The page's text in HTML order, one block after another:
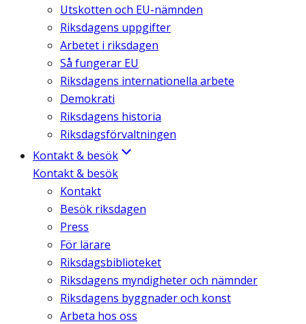
Utskotten och EU-nämnden
Riksdagens uppgifter
Arbetet i riksdagen
Så fungerar EU
Riksdagens internationella arbete
Demokrati
Riksdagens historia
Riksdagsförvaltningen
Kontakt & besök
Kontakt & besök
Kontakt
Besök riksdagen
Press
För lärare
Riksdagsbiblioteket
Riksdagens myndigheter och nämnder
Riksdagens byggnader och konst
Arbeta hos oss